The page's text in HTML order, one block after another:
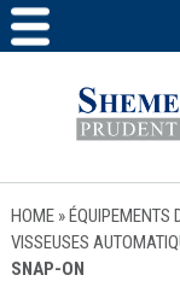
HOME»ÉQUIPEMENTS
VISSEUSES
SNAP-ON